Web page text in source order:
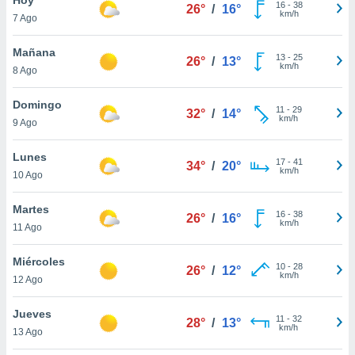
en
más
nuestra
de
cookies
aceptar
7 Ago
26° / 16° 16- 38
km/h
Mañana
8 Ago
26° / 13° 13- 25
km/h
Domingo
9 Ago
32° / 14° 11 - 29
km/h
Lunes
10 Ago
34° / 20° 17- 41
km/h
Martes
11 Ago
26° / 16° 16- 38
km/h
Miércoles
12 Ago
26° / 12° 10- 28
km/h
Jueves
13 Ago
28° / 13° 11 - 32
km/h